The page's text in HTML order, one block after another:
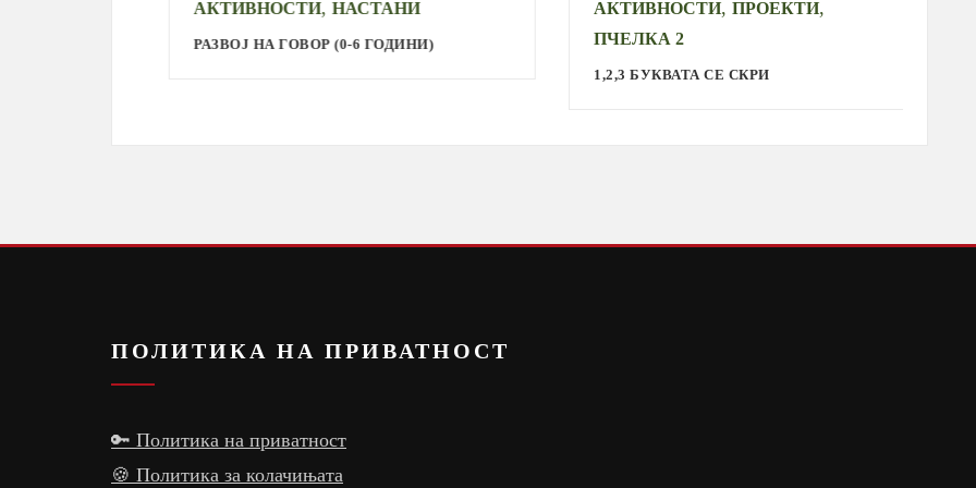
АКТИВНОСТИ,НАСТАНИ
РАЗВОЈ НА ГОВОР (0-6 ГОДИНИ)
АКТИВНОСТИ,ПРОЕКТИ,
ПЧЕЛКА 2
1,2,3 БУКВАТА СЕ СКРИ
ПОЛИТИКА НА ПРИВАТНОСТ
🔑 Политика на приватност
🍪 Политика за колачињата